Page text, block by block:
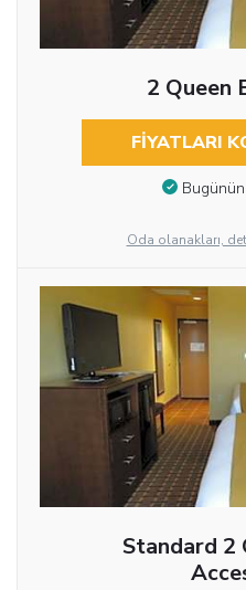
2 Queen
FIYATLARI
Oda olanakları,
Standard 2